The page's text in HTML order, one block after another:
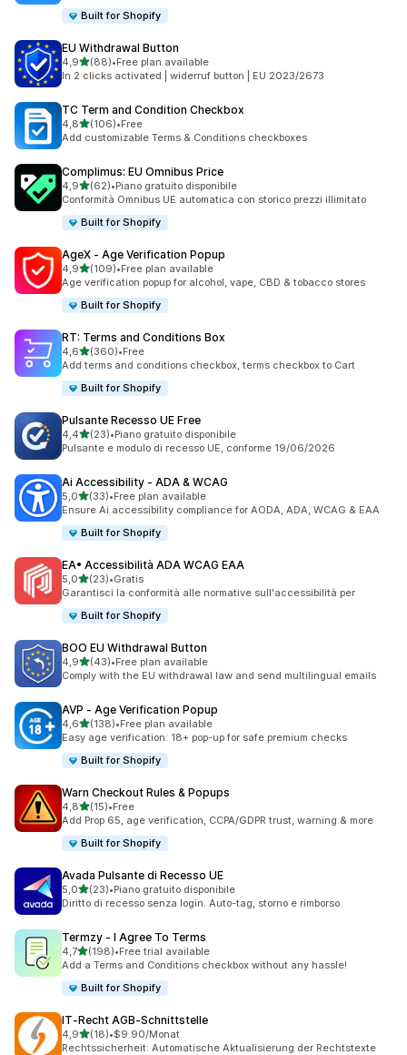
Built for Shopify
EU Withdrawal Button
4,9stelle su 5
(88)
88 recensioni totali
•Free plan available
In 2 clicks activated | widerruf button | EU 2023/2673
TC Term and Condition Checkbox
4,8stelle su 5
(106)
106 recensioni totali
•Free
Add customizable Terms & Conditions checkboxes
Complimus: EU Omnibus Price
4,9stelle su 5
(62)
62 recensioni totali
•Piano gratuito disponibile
Conformità Omnibus UE automatica con storico prezzi illimitato
Built for Shopify
AgeX ‑ Age Verification Popup
4,9stelle su 5
(109)
109 recensioni totali
•Free plan available
Age verification popup for alcohol, vape, CBD & tobacco stores
Built for Shopify
RT: Terms and Conditions Box
4,6stelle su 5
(360)
360 recensioni totali
•Free
Add terms and conditions checkbox, terms checkbox to Cart
Built for Shopify
Pulsante Recesso UE Free
4,4stelle su 5
(23)
23 recensioni totali
•Piano gratuito disponibile
Pulsante e modulo di recesso UE, conforme 19/06/2026
Ai Accessibility ‑ ADA & WCAG
5,0stelle su 5
(33)
33 recensioni totali
•Free plan available
Ensure Ai accessibility compliance for AODA, ADA, WCAG & EAA
Built for Shopify
EA• Accessibilità ADA WCAG EAA
5,0stelle su 5
(23)
23 recensioni totali
•Gratis
Garantisci la conformità alle normative sull'accessibilità per
Built for Shopify
BOO EU Withdrawal Button
4,9stelle su 5
(43)
43 recensioni totali
•Free plan available
Comply with the EU withdrawal law and send multilingual emails
AVP ‑ Age Verification Popup
4,6stelle su 5
(138)
138 recensioni totali
•Free plan available
Easy age verification: 18+ pop-up for safe premium checks
Built for Shopify
Warn Checkout Rules & Popups
4,8stelle su 5
(15)
15 recensioni totali
•Free
Add Prop 65, age verification, CCPA/GDPR trust, warning & more
Built for Shopify
Avada Pulsante di Recesso UE
5,0stelle su 5
(23)
23 recensioni totali
•Piano gratuito disponibile
Diritto di recesso senza login. Auto-tag, storno e rimborso.
Termzy ‑ I Agree To Terms
4,7stelle su 5
(198)
198 recensioni totali
•Free trial available
Add a Terms and Conditions checkbox without any hassle!
Built for Shopify
IT‑Recht AGB‑Schnittstelle
4,9stelle su 5
(18)
18 recensioni totali
•$9.90/Monat
Rechtssicherheit: Automatische Aktualisierung der Rechtstexte